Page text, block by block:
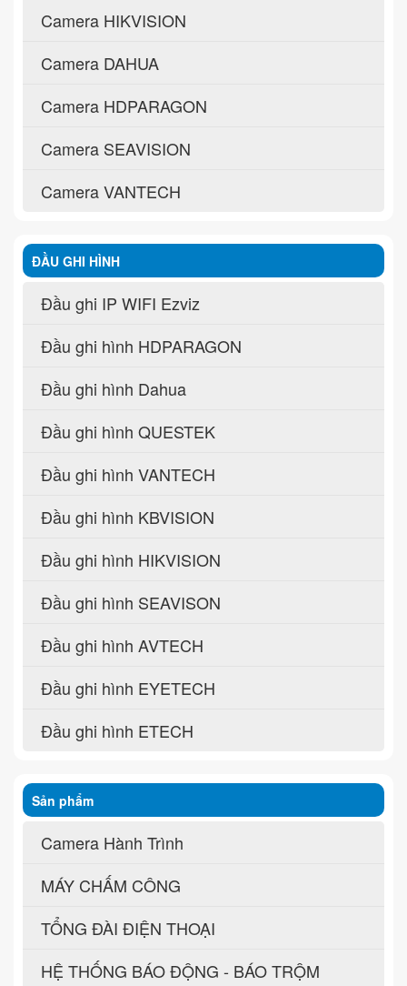
Camera HIKVISION
Camera DAHUA
Camera HDPARAGON
Camera SEAVISION
Camera VANTECH
ĐẦU GHI HÌNH
Đầu ghi IP WIFI Ezviz
Đầu ghi hình HDPARAGON
Đầu ghi hình Dahua
Đầu ghi hình QUESTEK
Đầu ghi hình VANTECH
Đầu ghi hình KBVISION
Đầu ghi hình HIKVISION
Đầu ghi hình SEAVISON
Đầu ghi hình AVTECH
Đầu ghi hình EYETECH
Đầu ghi hình ETECH
Sản phẩm
Camera Hành Trình
MÁY CHẤM CÔNG
TỔNG ĐÀI ĐIỆN THOẠI
HỆ THỐNG BÁO ĐỘNG - BÁO TRỘM